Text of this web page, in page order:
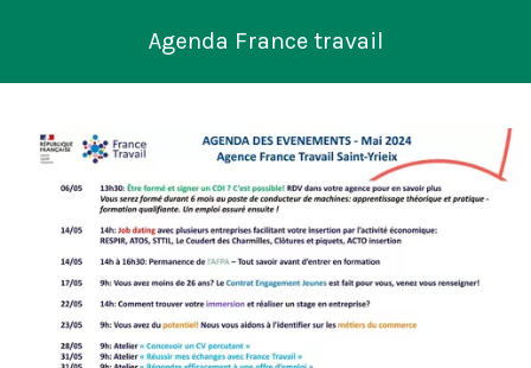
Agenda France travail